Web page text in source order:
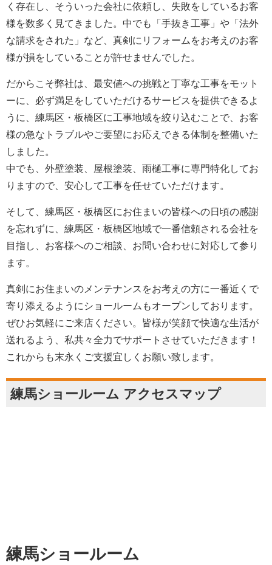
く存在し、そういった会社に依頼し、失敗をしているお客
様を数多く見てきました。中でも「手抜き工事」や「法外
な請求をされた」など、真剣にリフォームをお考えのお客
様が損をしていることが許せませんでした。
だからこそ弊社は、最安値への挑戦と丁寧な工事をモット
ーに、必ず満足をしていただけるサービスを提供できるよ
うに、練馬区・板橋区に工事地域を絞り込むことで、お客
様の急なトラブルやご要望にお応えできる体制を整備いた
しました。
中でも、外壁塗装、屋根塗装、雨樋工事に専門特化してお
りますので、安心して工事を任せていただけます。
そして、練馬区・板橋区にお住まいの皆様への日頃の感謝
を忘れずに、練馬区・板橋区地域で一番信頼される会社を
目指し、お客様へのご相談、お問い合わせに対応して参り
ます。
真剣にお住まいのメンテナンスをお考えの方に一番近くで
寄り添えるようにショールームもオープンしております。
ぜひお気軽にご来店ください。皆様が笑顔で快適な生活が
送れるよう、私共々全力でサポートさせていただきます！
これからも末永くご支援宜しくお願い致します。
練馬ショールーム アクセスマップ
練馬ショールーム